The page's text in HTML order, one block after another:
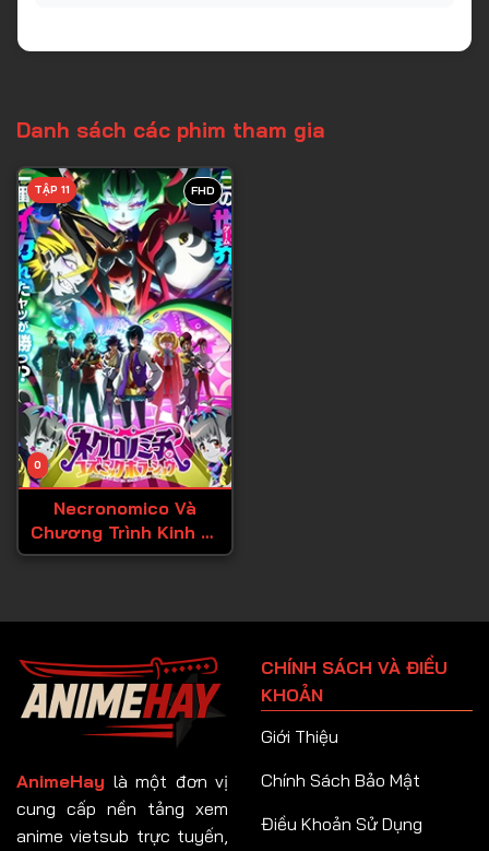
Danh sách các phim tham gia
FHD
0
TẬP 11
Necronomico Và
Chương Trình Kinh Dị
Vũ Trụ
AnimeHay là một đơn vị
cung cấp nền tảng xem
anime vietsub trực tuyến,
CHÍNH SÁCH VÀ ĐIỀU
KHOẢN
Giới Thiệu
Chính Sách Bảo Mật
Điều Khoản Sử Dụng